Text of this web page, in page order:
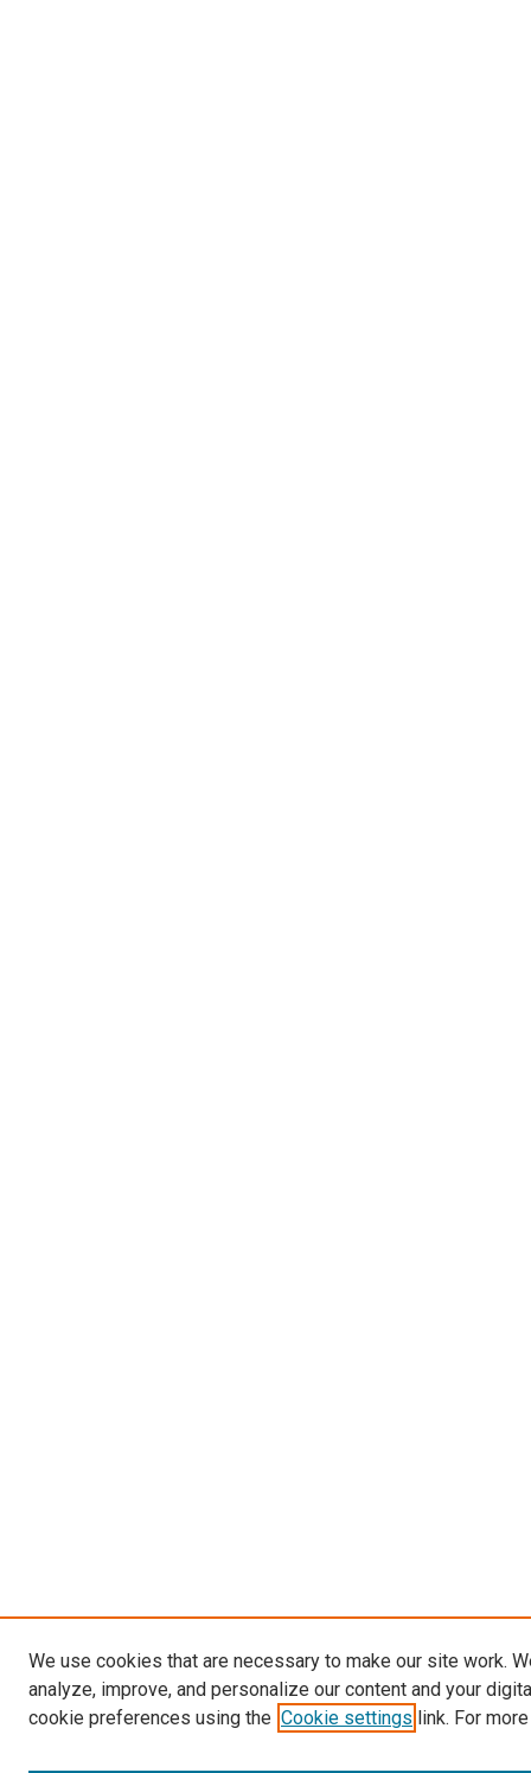
We use cookies that are necessary to make our site work.
analyze, improve, and personalize our content and your
cookie preferences using the Cookie settings link. For